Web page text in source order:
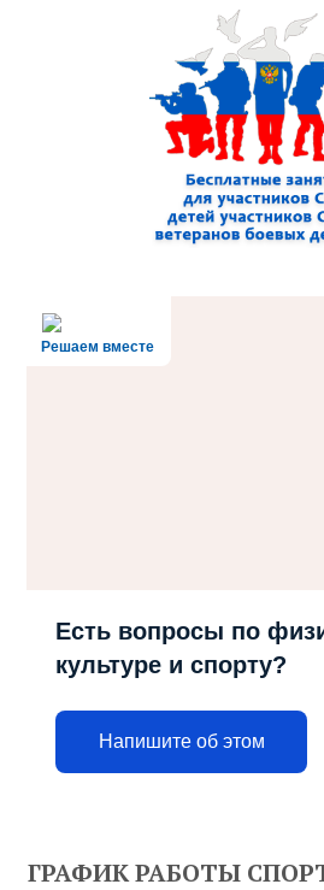
Решаем вместе
Есть вопросы по
культуре и спорту?
Напишите об этом
ГРАФИК РАБОТЫ